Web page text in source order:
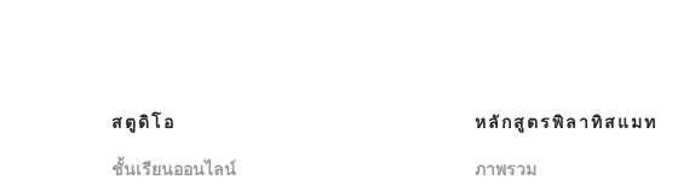
สตูดิโอ
ชั้นเรียนออนไลน์
หลักสูตรพิลาทิสแมท
ภาพรวม